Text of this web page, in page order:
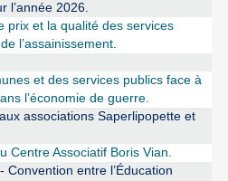
l’année 2026.
prix et la qualité des services
l’assainissement.
et des services publics face à
l’économie de guerre.
associations Saperlipopette et
Centre Associatif Boris Vian.
Convention entre l’Éducation